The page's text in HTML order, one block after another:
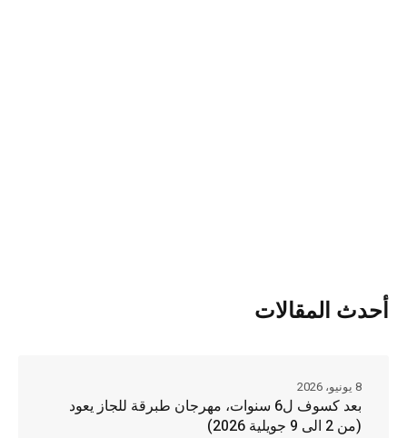
أحدث المقالات
بعد كسوف ل6 سنوات، مهرجان طبرقة للجاز يعود
(من 2 الى 9 جويلية 2026)
8 يونيو، 2026